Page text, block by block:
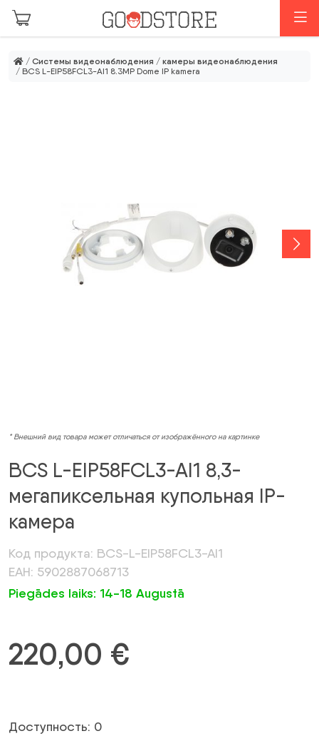
Перейти к основному содержанию
/ Системы видеонаблюдения / камеры видеонаблюдения
/ BCS L-EIP58FCL3-AI1 8.3MP Dome IP kamera
* Внешний вид товара может отличаться от изображённого на картинке
BCS L-EIP58FCL3-AI1 8,3-
мегапиксельная купольная IP-
камера
Код продукта: BCS-L-EIP58FCL3-AI1
ЕАН: 5902887068713
Piegādes laiks: 14-18 Augustā
220,00 €
Доступность: 0